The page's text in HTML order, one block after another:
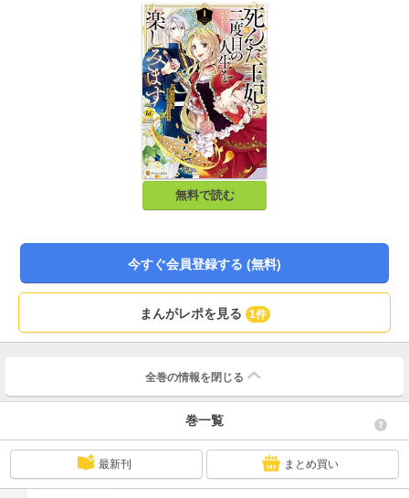
無料で読む
今すぐ会員登録する (無料)
まんがレポを見る 1件
全巻の情報を 閉じる
巻一覧
最新刊 まとめ買い